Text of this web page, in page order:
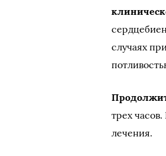
случаях
трех
лечения.